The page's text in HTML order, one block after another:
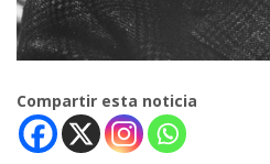
Compartir esta noticia